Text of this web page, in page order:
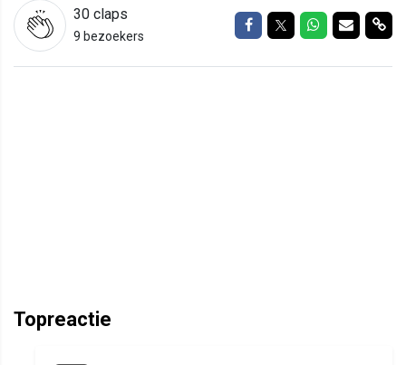
30 claps
9 bezoekers
Delen op Facebook
Delen op Twitter
Delen op
Delen
Topreactie